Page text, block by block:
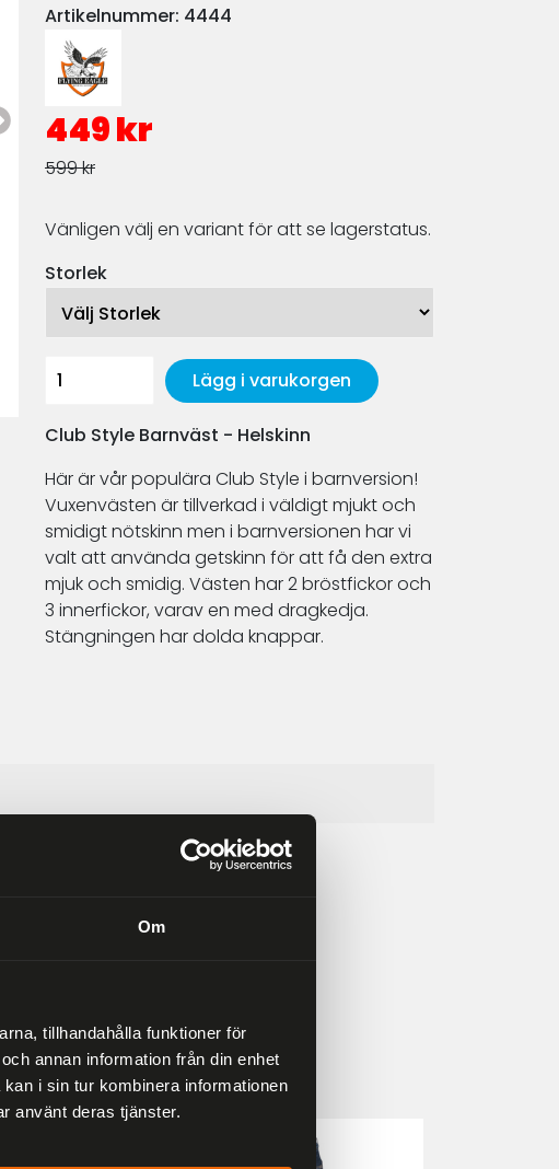
Om
tillhandahålla funktioner för
annan information från din enhet
i sin tur kombinera informationen
använt deras tjänster.
Artikelnummer: 4444
449 kr
599 kr
Vänligen välj en variant för att se lagerstatus.
Storlek
Lägg i varukorgen
Club Style Barnväst - Helskinn
Här är vår populära Club Style i barnversion!
Vuxenvästen är tillverkad i väldigt mjukt och
smidigt nötskinn men i barnversionen har vi
valt att använda getskinn för att få den extra
mjuk och smidig. Västen har 2 bröstfickor och
3 innerfickor, varav en med dragkedja.
Stängningen har dolda knappar.